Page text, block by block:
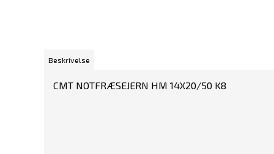
Beskrivelse
CMT NOTFRÆSEJERN HM 14X20/50 K8